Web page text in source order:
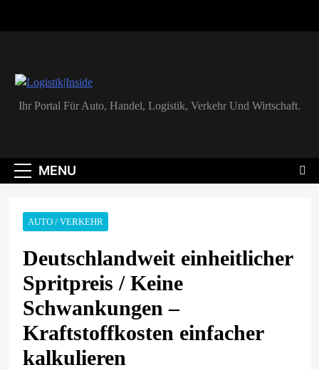
Logistik|Inside
Ihr Portal Für Auto, Handel, Logistik, Verkehr Und Wirtschaft.
MENU
AUTO / VERKEHR
Deutschlandweit einheitlicher
Spritpreis / Keine
Schwankungen –
Kraftstoffkosten einfacher
kalkulieren